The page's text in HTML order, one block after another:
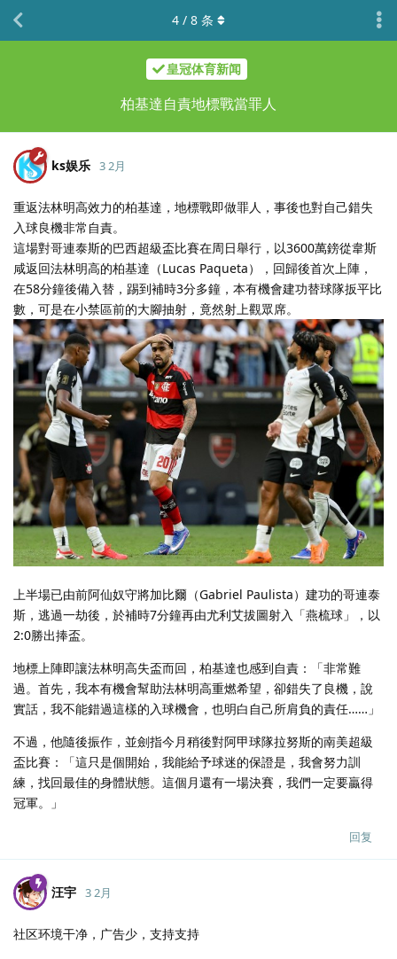
皇冠体育新闻
柏基達自責地標戰當罪人
4 / 8 条
ks娱乐 3 2月
重返法林明高效力的柏基達，地標戰即做罪人，事後也對自己錯失
入球良機非常自責。
這場對哥連泰斯的巴西超級盃比賽在周日舉行，以3600萬鎊從韋斯
咸返回法林明高的柏基達（Lucas Paqueta），回歸後首次上陣，
在58分鐘後備入替，踢到補時3分多鐘，本有機會建功替球隊扳平比
數，可是在小禁區前的大腳抽射，竟然射上觀眾席。
上半場已由前阿仙奴守將加比爾（Gabriel Paulista）建功的哥連泰
斯，逃過一劫後，於補時7分鐘再由尤利艾拔圖射入「燕梳球」，以
2:0勝出捧盃。
地標上陣即讓法林明高失盃而回，柏基達也感到自責：「非常難
過。首先，我本有機會幫助法林明高重燃希望，卻錯失了良機，說
實話，我不能錯過這樣的入球機會，也明白自己所肩負的責任……」
不過，他隨後振作，並劍指今月稍後對阿甲球隊拉努斯的南美超級
盃比賽：「這只是個開始，我能給予球迷的保證是，我會努力訓
練，找回最佳的身體狀態。這個月還有一場決賽，我們一定要贏得
冠軍。」
回复
汪宇 3 2月
社区环境干净，广告少，支持支持